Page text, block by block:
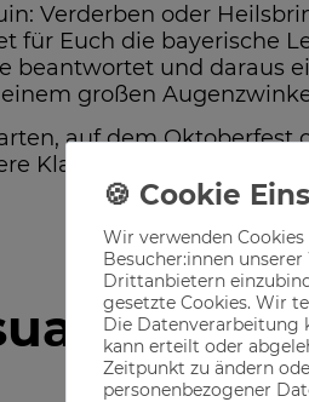
Verderben oder
für Euch die bayerische
beantwortet und daraus
großen
auf dem Oktoberfest
Klamotten passen immer
MONKS
Wir verwenden
Besucher:innen
Drittanbietern
gesetzte Cookies. Wir
Die Datenverarbeitung
kann erteilt oder
Zeitpunkt zu ändern
personenbezogener